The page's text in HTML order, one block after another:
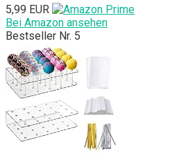
5,99 EUR
Bei Amazon ansehen
Bestseller Nr. 5